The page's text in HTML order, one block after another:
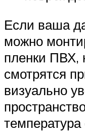
Если ваша
можно
пленки ПВХ,
смотрятся
визуально